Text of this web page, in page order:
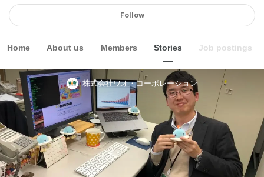
Follow
Home About us Members Stories Job postings
株式会社ワオ・コーポレーション